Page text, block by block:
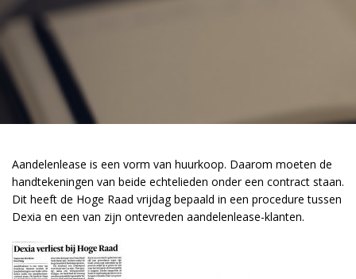
Aandelenlease is een vorm van huurkoop. Daarom moeten de
handtekeningen van beide echtelieden onder een contract staan.
Dit heeft de Hoge Raad vrijdag bepaald in een procedure tussen
Dexia en een van zijn ontevreden aandelenlease-klanten.